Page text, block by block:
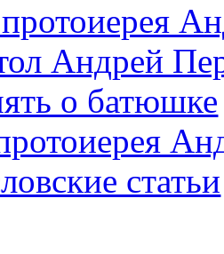
Андрей
о батюшке
статьи